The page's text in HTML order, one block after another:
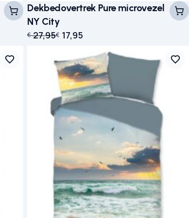
Dekbedovertrek Pure microvezel
NY City
€27,95
Oorspronkelijke prijs was: € 27,95.
€ 17,95
Huidige prijs is: € 17,95.